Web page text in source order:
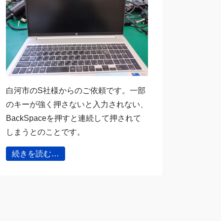
白河市のS社様からのご依頼です。一部
のキーが強く押さないと入力されない、
BackSpaceを押すと連続して押されて
しまうとのことです。
続きを読む…